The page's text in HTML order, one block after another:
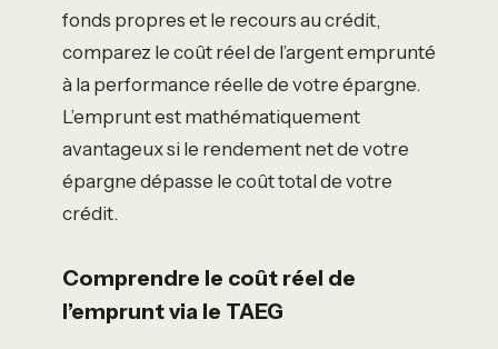
fonds propres et le recours au crédit,
comparez le coût réel de l’argent emprunté
à la performance réelle de votre épargne.
L’emprunt est mathématiquement
avantageux si le rendement net de votre
épargne dépasse le coût total de votre
crédit.
Comprendre le coût réel de
l’emprunt via le TAEG